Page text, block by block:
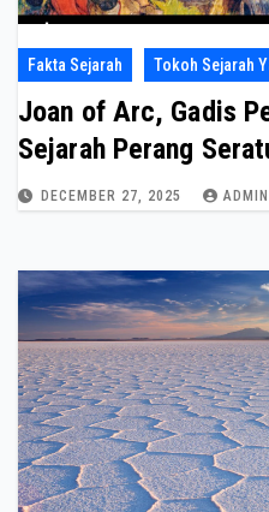
Fakta Sejarah Tokoh Sejarah
Joan of Arc, Gadis
Sejarah Perang
DECEMBER 27, 2025 ADMIN